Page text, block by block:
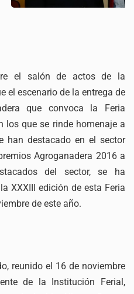
el salón de actos de la
el escenario de la entrega de
que convoca la Feria
los que se rinde homenaje a
han destacado en el sector
Agroganadera 2016 a
del sector, se ha
XXXIII edición de esta Feria
de este año.
reunido el 16 de noviembre
de la Institución Ferial,